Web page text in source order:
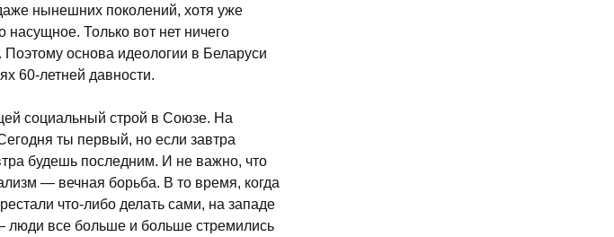
нынешних поколений, хотя уже
насущное. Только вот нет ничего
основа идеологии в Беларуси
60-летней давности.
социальный строй в Союзе. На
ты первый, но если завтра
будешь последним. И не важно, что
— вечная борьба. В то время, когда
что-либо делать сами, на западе
люди все больше и больше стремились